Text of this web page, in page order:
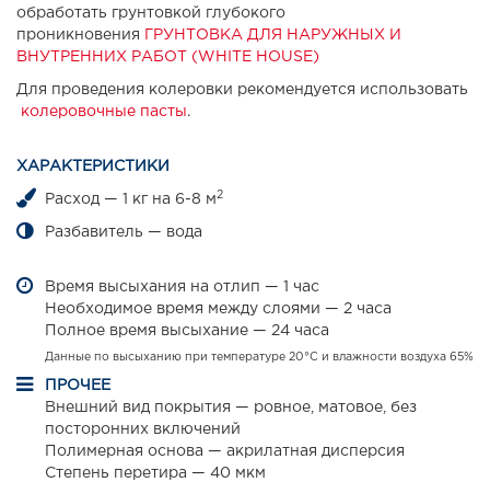
обработать грунтовкой глубокого
проникновения
ГРУНТОВКА ДЛЯ НАРУЖНЫХ И
ВНУТРЕННИХ РАБОТ (WHITE HOUSE)
Для проведения колеровки рекомендуется использовать
колеровочные пасты .
ХАРАКТЕРИСТИКИ
Расход — 1 кг на 6-8 м 2
Разбавитель — вода
Время высыхания на отлип — 1 час
Необходимое время между слоями — 2 часа
Полное время высыхание — 24 часа
Данные по высыханию при температуре 20°С и влажности воздуха 65%
ПРОЧЕЕ
Внешний вид покрытия — ровное, матовое, без
посторонних включений
Полимерная основа — акрилатная дисперсия
Степень перетира — 40 мкм